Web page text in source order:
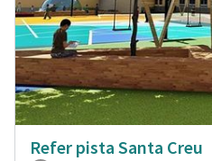
Refer pista Santa Creu